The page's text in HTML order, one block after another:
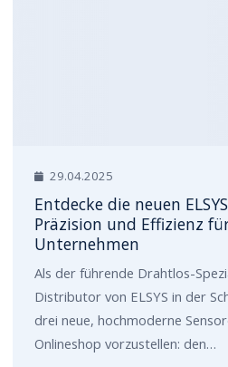
29.04.2025
Entdecke die neuen
Präzision und Effizienz
Unternehmen
Als der führende Drahtlos-
Distributor von ELSYS in der
drei neue, hochmoderne
Onlineshop vorzustellen: den…